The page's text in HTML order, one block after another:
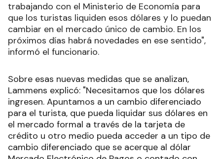
trabajando con el Ministerio de Economía para
que los turistas liquiden esos dólares y lo puedan
cambiar en el mercado único de cambio. En los
próximos días habrá novedades en ese sentido",
informó el funcionario.
Sobre esas nuevas medidas que se analizan,
Lammens explicó: "Necesitamos que los dólares
ingresen. Apuntamos a un cambio diferenciado
para el turista, que pueda liquidar sus dólares en
el mercado formal a través de la tarjeta de
crédito u otro medio pueda acceder a un tipo de
cambio diferenciado que se acerque al dólar